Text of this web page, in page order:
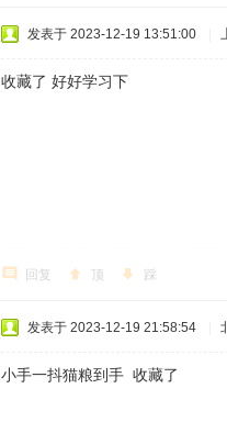
发表于 2023-12-19 13:51:00
收藏了 好好学习下
回复 顶 踩
发表于 2023-12-19 21:58:54
小手一抖猫粮到手 收藏了